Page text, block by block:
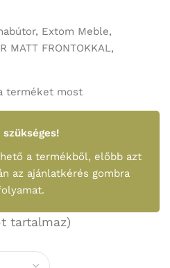
, Extom Meble,
MATT FRONTOKKAL,
terméket most
a termékből, előbb azt
az ajánlatkérés gombra
t tartalmaz)